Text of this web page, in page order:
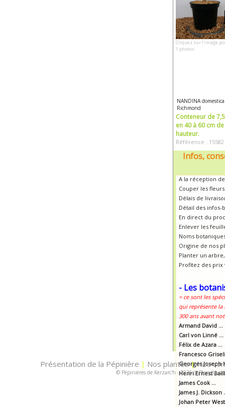
Cliquez sur l'image
1 photos
NANDINA domestica
Richmond
Conteneur de
en 40 à 60 cm de
hauteur.
Référence :
Infos,
A la réception
Couper les
Délais de
Détail des infos-
En direct du
Enlever les
Noms
Origine de nos
Planter un
Profitez des
- Les
= ce sont les
qui représente la
300 ans avant
Armand David ...
Carl von Linné ...
Félix de Azara ...
Francesco
Georges Joseph
Henri Ernest
James Cook ...
James J. Dickson
Johan Peter
Présentation de la Pépinière | Nos plantes|Nos
© Pépinières de Kerzarc'h - 2026|Plan du